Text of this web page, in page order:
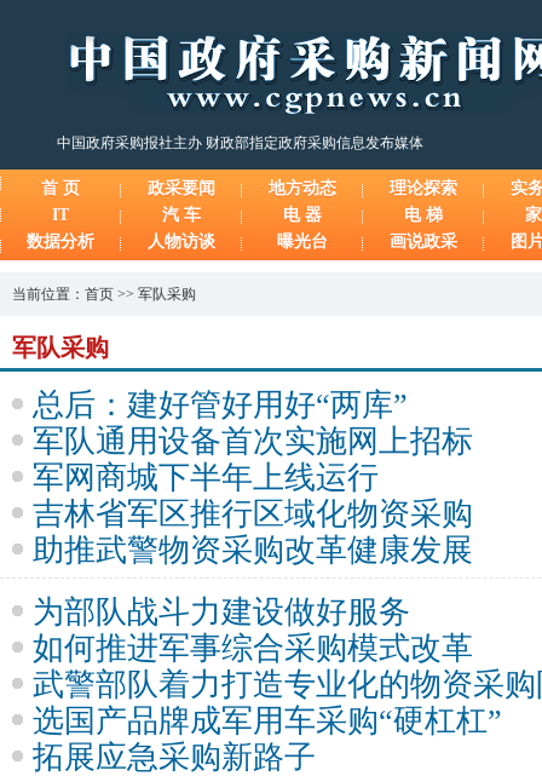
中国政府采购报社主办 财政部指定政府采购信息发布媒体
首 页 政采要闻 地方动态 理论探索
实
IT
汽 车 电 器 电 梯
数据分析
人物访谈 曝光台 画说政采 图
当前位置： 首页 >> 军队采购
军队采购
总后：建好管好用好“两库”
军队通用设备首次实施网上招标
军网商城下半年上线运行
吉林省军区推行区域化物资采购
助推武警物资采购改革健康发展
为部队战斗力建设做好服务
如何推进军事综合采购模式改革
武警部队着力打造专业化的物资采
选国产品牌成军用车采购“硬杠杠”
拓展应急采购新路子